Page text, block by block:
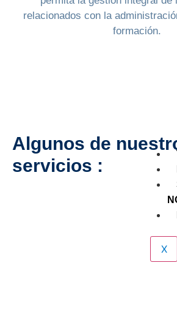
X
relacionados con la
formación.
Algunos de
servicios :